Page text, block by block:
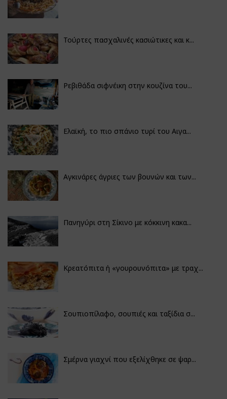
Τούρτες πασχαλινές κασιώτικες και κ...
Ρεβιθάδα σιφνέικη στην κουζίνα του...
Ελαϊκή, το πιο σπάνιο τυρί του Αιγα...
Αγκινάρες άγριες των βουνών και των...
Πανηγύρι στη Σίκινο με κόκκινη κακα...
Κρεατόπιτα ή «γουρουνόπιτα» με τραχ...
Σουπιοπίλαφο, σουπιές και ταξίδια σ...
Σμέρνα γιαχνί που εξελίχθηκε σε ψαρ...